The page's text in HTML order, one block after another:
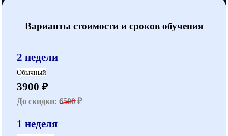
Варианты стоимости и сроков обучения
2 недели
Обычный
3900 ₽
До скидки: 6500₽
1 неделя